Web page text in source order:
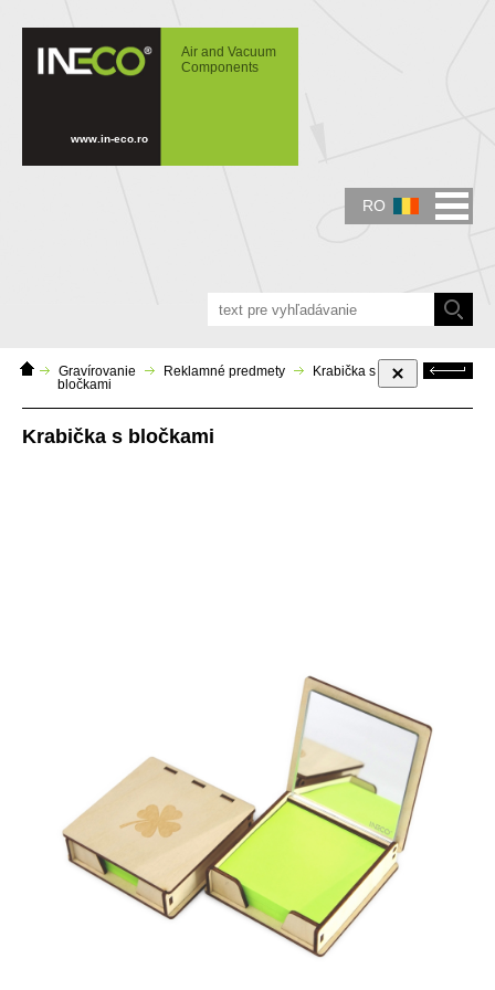
Krabička so stick-it bločkamiAir and Vacuum
Components
www.in-eco.ro
Domáca
stránka
Gravírovanie Reklamné predmety
Krabička s
bločkami
Späť
Krabička s bločkami
RO